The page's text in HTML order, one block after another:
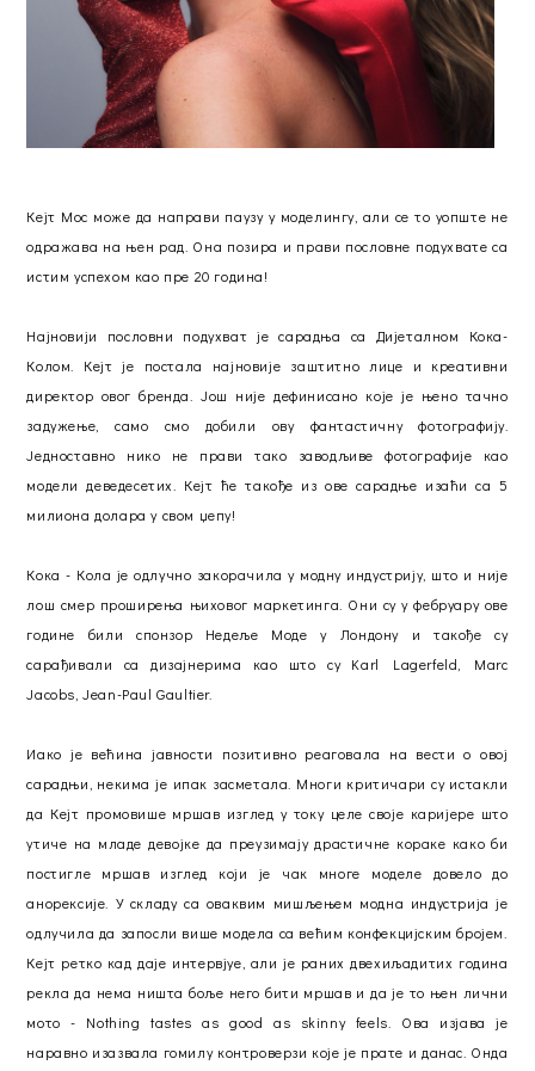
Кејт Мос може да направи паузу у моделингу, али се то уопште не
одражава на њен рад. Она позира и прави пословне подухвате са
истим успехом као пре 20 година!
Најновији пословни подухват је сарадња са Дијеталном Кока-
Колом. Кејт је постала најновије заштитно лице и креативни
директор овог бренда. Још није дефинисано које је њено тачно
задужење, само смо добили ову фантастичну фотографију.
Једноставно нико не прави тако заводљиве фотографије као
модели деведесетих. Кејт ће такође из ове сарадње изаћи са 5
милиона долара у свом џепу!
Кока - Кола је одлучно закорачила у модну индустрију, што и није
лош смер проширења њиховог маркетинга. Они су у фебруару ове
године били спонзор Недеље Моде у Лондону и такође су
сарађивали са дизајнерима као што су Karl Lagerfeld, Marc
Jacobs, Jean-Paul Gaultier.
Иако је већина јавности позитивно реаговала на вести о овој
сарадњи, некима је ипак засметала. Многи критичари су истакли
да Кејт промовише мршав изглед у току целе своје каријере што
утиче на младе девојке да преузимају драстичне кораке како би
постигле мршав изглед који је чак многе моделе довело до
анорексије. У складу са оваквим мишљењем модна индустрија је
одлучила да запосли више модела са већим конфекцијским бројем.
Кејт ретко кад даје интервјуе, али је раних двехиљадитих година
рекла да нема ништа боље него бити мршав и да је то њен лични
мото - Nothing tastes as good as skinny feels. Ова изјава је
наравно изазвала гомилу контроверзи које је прате и данас. Онда